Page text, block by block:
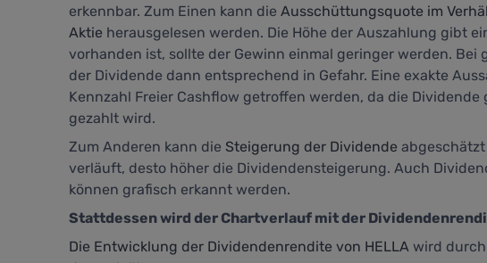
erkennbar. Zum Einen kann die Ausschüttungsquote im
Aktie herausgelesen werden. Die Höhe der Auszahlung gibt
vorhanden ist, sollte der Gewinn einmal geringer werden. Bei
der Dividende dann entsprechend in Gefahr. Eine exakte
Kennzahl Freier Cashflow getroffen werden, da die
gezahlt wird.
Zum Anderen kann die Steigerung der Dividende
verläuft, desto höher die Dividendensteigerung. Auch
können grafisch erkannt werden.
Stattdessen wird der Chartverlauf mit der
Die Entwicklung der Dividendenrendite von HELLA wird durch